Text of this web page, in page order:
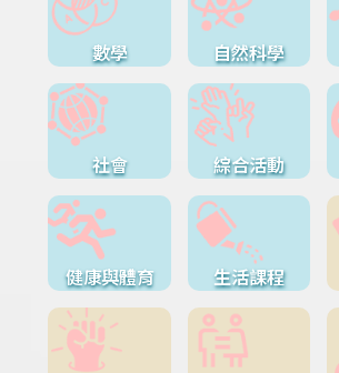
數學 自然科學
社會 綜合活動
健康與體育 生活課程